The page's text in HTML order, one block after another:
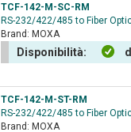
TCF-142-M-SC-RM
RS-232/422/485 to Fiber
Brand: MOXA
Disponibilità:
TCF-142-M-ST-RM
RS-232/422/485 to Fiber
Brand: MOXA